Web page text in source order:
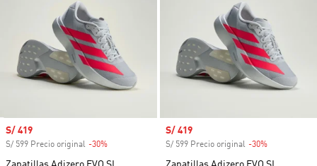
Precio de venta
S/ 419
S/ 599 Precio original -30%
Precio de venta
S/ 419
S/ 599 Precio original -30%